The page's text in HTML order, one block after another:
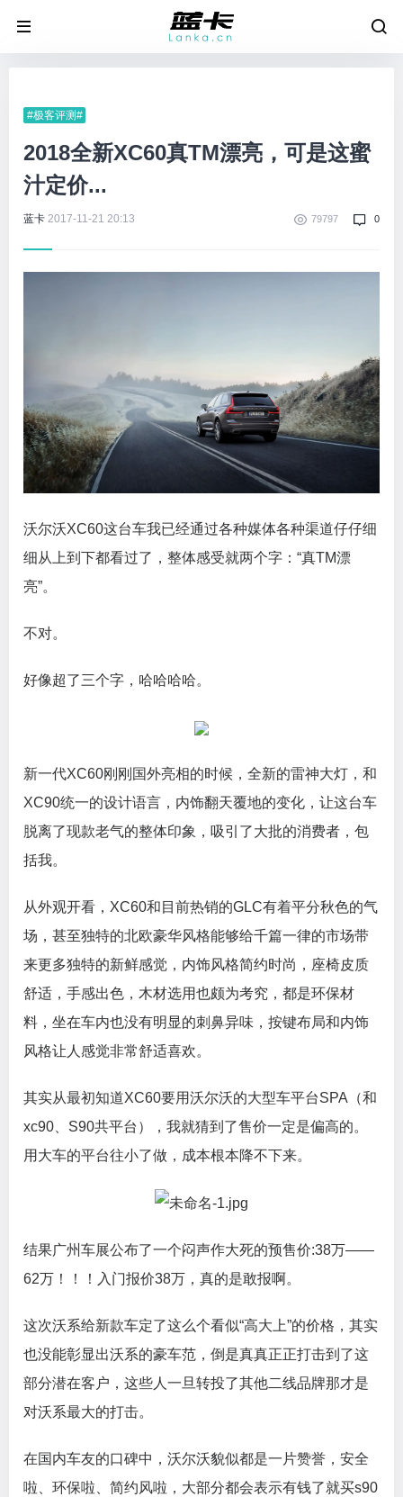
#极客评测#
2018全新XC60真TM漂亮，可是这蜜
汁定价...
蓝卡 2017-11-21 20:13 79797 0
沃尔沃XC60这台车我已经通过各种媒体各种渠道仔仔细
细从上到下都看过了，整体感受就两个字：“真TM漂
亮”。
不对。
好像超了三个字，哈哈哈哈。
新一代XC60刚刚国外亮相的时候，全新的雷神大灯，和
XC90统一的设计语言，内饰翻天覆地的变化，让这台车
脱离了现款老气的整体印象，吸引了大批的消费者，包
括我。
从外观开看，XC60和目前热销的GLC有着平分秋色的气
场，甚至独特的北欧豪华风格能够给千篇一律的市场带
来更多独特的新鲜感觉，内饰风格简约时尚，座椅皮质
舒适，手感出色，木材选用也颇为考究，都是环保材
料，坐在车内也没有明显的刺鼻异味，按键布局和内饰
风格让人感觉非常舒适喜欢。
其实从最初知道XC60要用沃尔沃的大型车平台SPA（和
xc90、S90共平台），我就猜到了售价一定是偏高的。
用大车的平台往小了做，成本根本降不下来。
结果广州车展公布了一个闷声作大死的预售价:38万——
62万！！！入门报价38万，真的是敢报啊。
这次沃系给新款车定了这么个看似“高大上”的价格，其实
也没能彰显出沃系的豪车范，倒是真真正正打击到了这
部分潜在客户，这些人一旦转投了其他二线品牌那才是
对沃系最大的打击。
在国内车友的口碑中，沃尔沃貌似都是一片赞誉，安全
啦、环保啦、简约风啦，大部分都会表示有钱了就买s90